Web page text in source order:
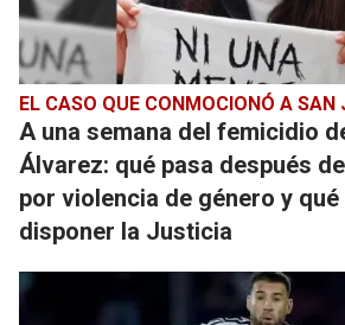
EL CASO QUE CONMOCIONÓ A SAN
A una semana del femicidio
Álvarez: qué pasa después
por violencia de género y
disponer la Justicia